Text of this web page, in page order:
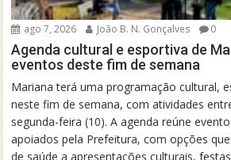
ago 7, 2026 João B. N. Gonçalves 0
Agenda cultural e esportiva de
eventos deste fim de semana
Mariana terá uma programação cultural,
neste fim de semana, com atividades
segunda-feira (10). A agenda reúne
apoiados pela Prefeitura, com opções
de saúde a apresentações culturais,